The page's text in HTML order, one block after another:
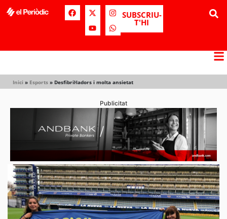
SUBSCRIU-
T'HI
Inici » Esports » Desfibril·ladors i molta ansietat
Publicitat